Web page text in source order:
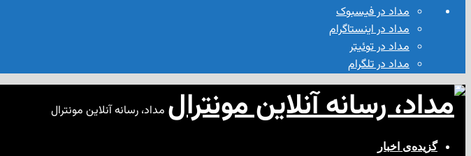
مداد در فیسبوک
مداد در اینستاگرام
مداد در توئیتر
مداد در تلگرام
مداد، رسانه آنلاین مونترال
گزیده‌ی‌ اخبار